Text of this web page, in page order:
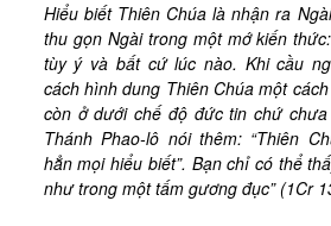
Hiểu biết Thiên Chúa là nhận ra
thu gọn Ngài trong một mớ kiến
tùy ý và bất cứ lúc nào. Khi cầu
cách hình dung Thiên Chúa một
còn ở dưới chế độ đức tin chứ
Thánh Phao-lô nói thêm: “Thiên
hẳn mọi hiểu biết”. Bạn chỉ có thể
như trong một tấm gương đục” (1Cr